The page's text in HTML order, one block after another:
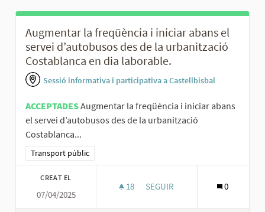
Augmentar la freqüència i iniciar abans el
servei d’autobusos des de la urbanització
Costablanca en dia laborable.
Sessió informativa i participativa a Castellbisbal
ACCEPTADESAugmentar la freqüència i iniciar abans
el servei d’autobusos des de la urbanització
Costablanca...
Resultats al filtrar per la categoria: Transport públic
Transport públic
CREAT EL
07/04/2025
18 18 SEGUIDORES
SEGUIR 0